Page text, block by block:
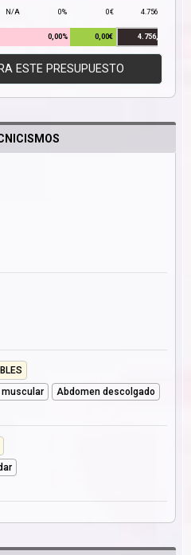
N/A 0% 0€ 4.756,00€
0,00% 0,00€ 4.756,00€
ESTE PRESUPUESTO
muscular
Abdomen descolgado